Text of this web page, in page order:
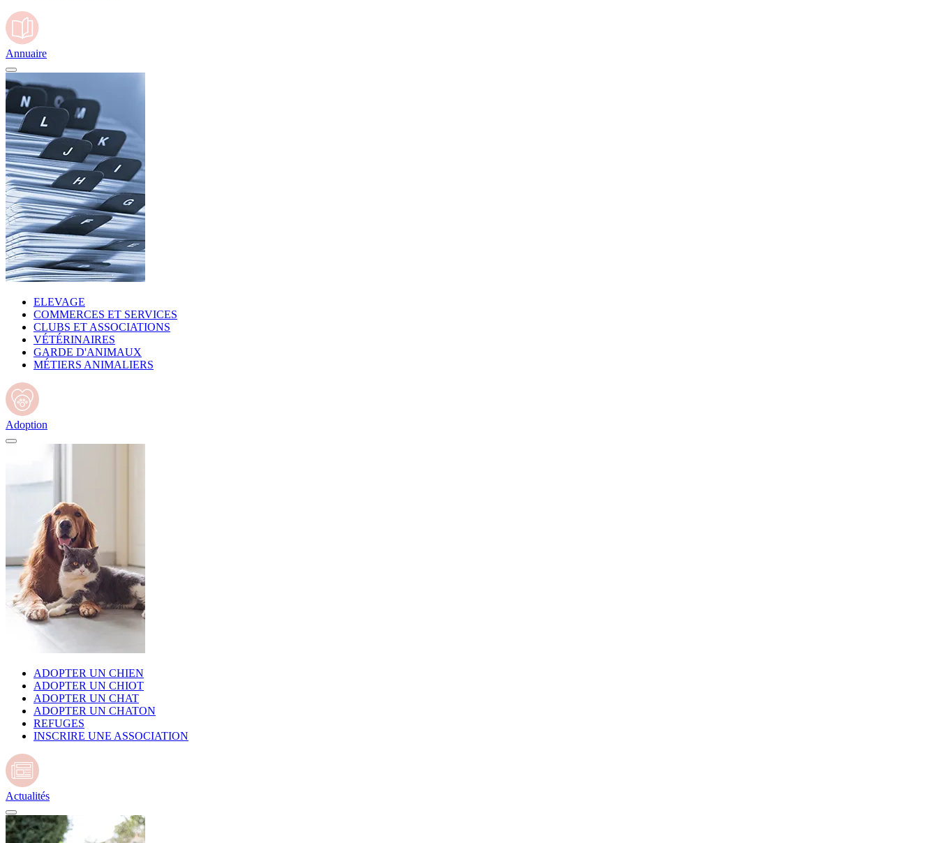
Annuaire
ELEVAGE
COMMERCES ET SERVICES
CLUBS ET ASSOCIATIONS
VÉTÉRINAIRES
GARDE D'ANIMAUX
MÉTIERS ANIMALIERS
Adoption
ADOPTER UN CHIEN
ADOPTER UN CHIOT
ADOPTER UN CHAT
ADOPTER UN CHATON
REFUGES
INSCRIRE UNE ASSOCIATION
Actualités